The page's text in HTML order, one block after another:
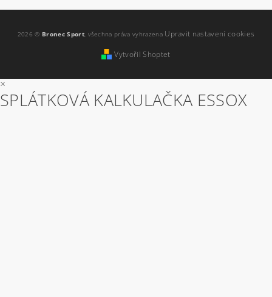
2026 © Bronec Sport, všechna práva vyhrazena Upravit nastavení cookies
Vytvořil Shoptet
×
SPLÁTKOVÁ KALKULAČKA ESSOX